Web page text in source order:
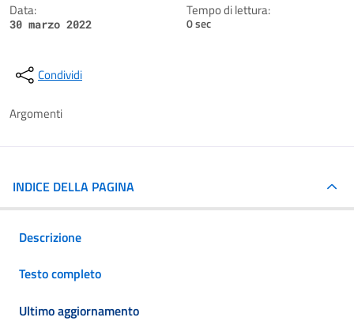
Data:
30 marzo 2022
Tempo di lettura:
0 sec
Condividi
Argomenti
INDICE DELLA PAGINA
Descrizione
Testo completo
Ultimo aggiornamento